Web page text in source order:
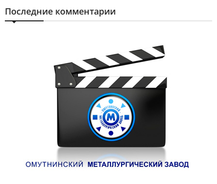
Последние комментарии